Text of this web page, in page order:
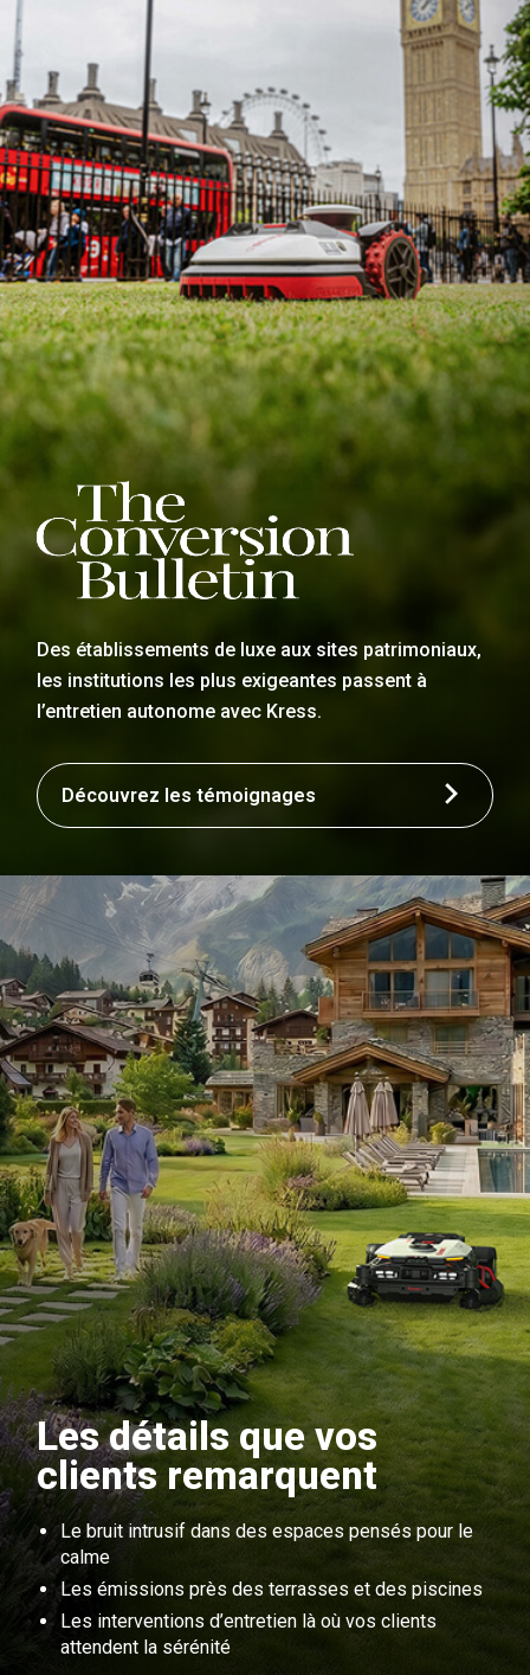
Des établissements de luxe aux sites patrimoniaux,
les institutions les plus exigeantes passent à
l’entretien autonome avec Kress.
Découvrez les témoignages
Les détails que vos
clients remarquent
Le bruit intrusif dans des espaces pensés pour le
calme
Les émissions près des terrasses et des piscines
Les interventions d’entretien là où vos clients
attendent la sérénité